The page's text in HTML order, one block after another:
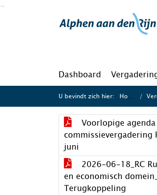
Ga naar de inhoud van deze pagina
Dashboard
U bevindt zich hier: Home
Voorlopige agenda
commissievergadering
juni
2026-06-18_RC
en economisch
Terugkoppeling